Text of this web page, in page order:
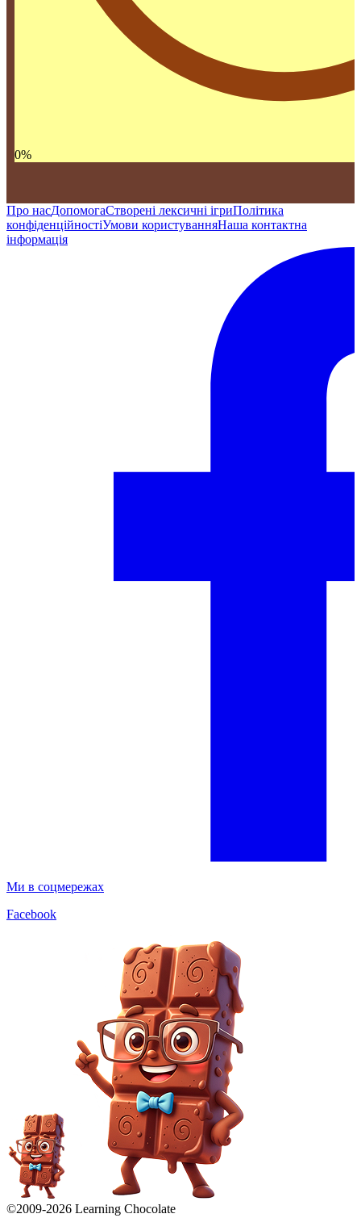
0%
Про насДопомогаСтворені лексичні ігриПолітика
конфіденційностіУмови користуванняНаша контактна
інформація
Ми в соцмережах
Facebook
©2009-2026 Learning Chocolate